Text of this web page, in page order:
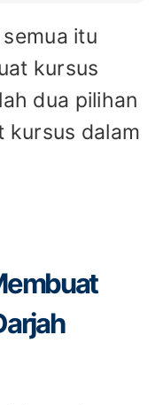
itu
kursus
dua pilihan
kursus dalam